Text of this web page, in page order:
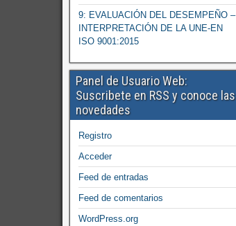
9: EVALUACIÓN DEL DESEMPEÑO –
INTERPRETACIÓN DE LA UNE-EN
ISO 9001:2015
Panel de Usuario Web:
Suscribete en RSS y conoce las
novedades
Registro
Acceder
Feed de entradas
Feed de comentarios
WordPress.org